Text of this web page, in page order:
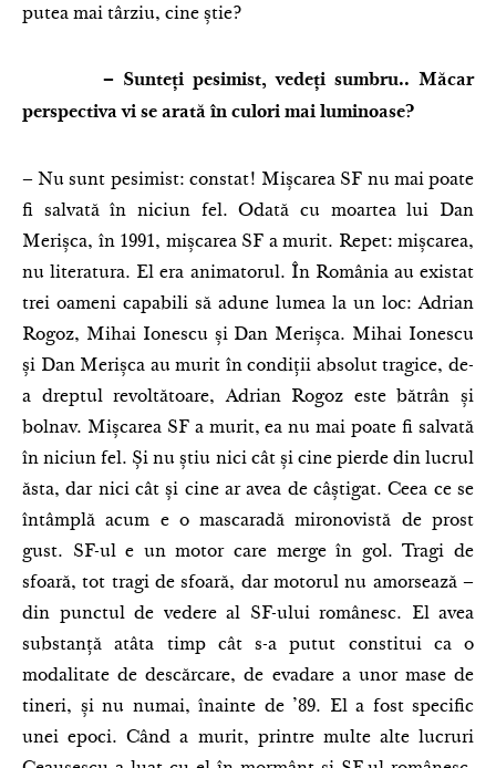
putea mai târziu, cine știe?
– Sunteți pesimist, vedeți sumbru.. Măcar
perspectiva vi se arată în culori mai luminoase?
– Nu sunt pesimist: constat! Mișcarea SF nu mai poate
fi salvată în niciun fel. Odată cu moartea lui Dan
Merișca, în 1991, mișcarea SF a murit. Repet: mișcarea,
nu literatura. El era animatorul. În România au existat
trei oameni capabili să adune lumea la un loc: Adrian
Rogoz, Mihai Ionescu și Dan Merișca. Mihai Ionescu
și Dan Merișca au murit în condiții absolut tragice, de-
a dreptul revoltătoare, Adrian Rogoz este bătrân și
bolnav. Mișcarea SF a murit, ea nu mai poate fi salvată
în niciun fel. Și nu știu nici cât și cine pierde din lucrul
ăsta, dar nici cât și cine ar avea de câștigat. Ceea ce se
întâmplă acum e o mascaradă mironovistă de prost
gust. SF-ul e un motor care merge în gol. Tragi de
sfoară, tot tragi de sfoară, dar motorul nu amorsează –
din punctul de vedere al SF-ului românesc. El avea
substanță atâta timp cât s-a putut constitui ca o
modalitate de descărcare, de evadare a unor mase de
tineri, și nu numai, înainte de ’89. El a fost specific
unei epoci. Când a murit, printre multe alte lucruri